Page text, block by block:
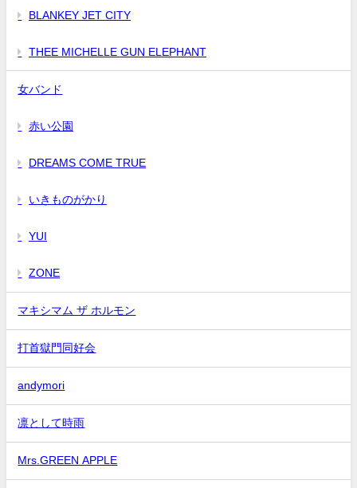
BLANKEY JET CITY
THEE MICHELLE GUN ELEPHANT
女バンド
赤い公園
DREAMS COME TRUE
いきものがかり
YUI
ZONE
マキシマム ザ ホルモン
打首獄門同好会
andymori
凛として時雨
Mrs.GREEN APPLE